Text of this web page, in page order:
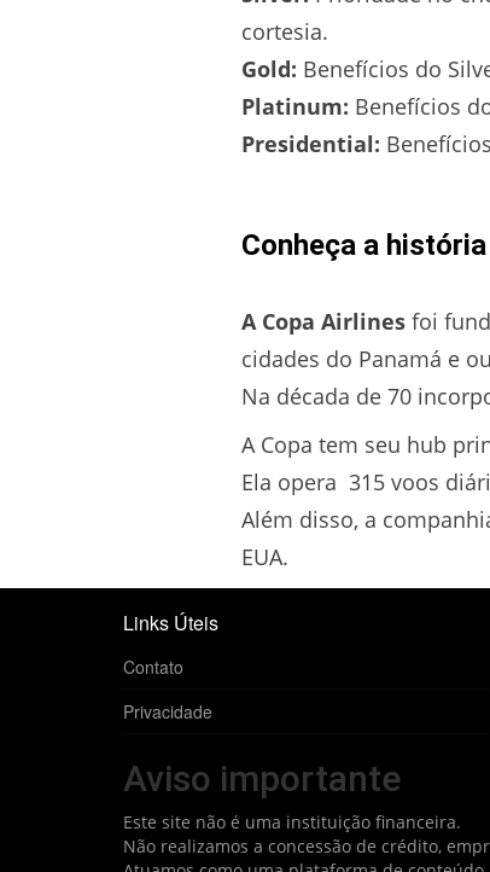
cortesia.
Gold: Benefícios do
Platinum: Benefícios
Presidential:
Conheça a
A Copa Airlinesfoi
cidades do Panamá e
Na década de 70
A Copa tem seu hub
Ela opera 315 voos
Além disso, a
EUA.
Links Úteis
Contato
Privacidade
Aviso importante
Este site não é uma instituição financeira.
Não realizamos a concessão de crédito,